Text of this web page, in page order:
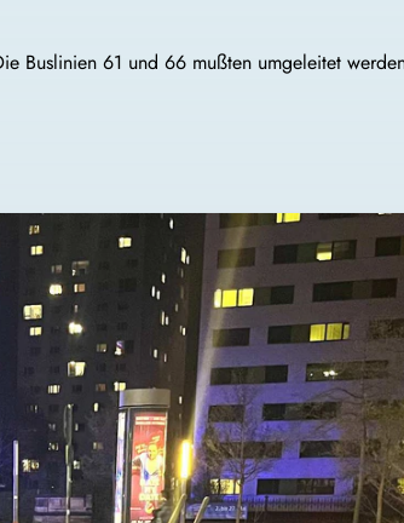
Buslinien 61 und 66 mußten umgeleitet